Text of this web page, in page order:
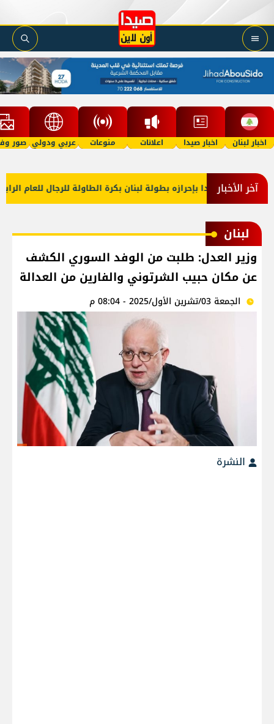
اخبار لبنان اخبار صيدا اعلانات منوعات عربي ودولي صور
آخر الأخبار
الأهلي صيدا بإحرازه بطولة لبنان بكرة الطاولة للرجال للعام الرابع
لبنان
وزير العدل: طلبت من الوفد السوري الكشف
عن مكان حبيب الشرتوني والفارين من العدالة
الجمعة 03/تشرين الأول/2025 - 08:04 م
النشرة